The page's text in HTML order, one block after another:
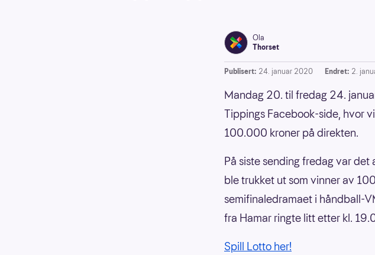
Ola
Thorset
Publisert: 24. januar 2020 Endret: 2.
Mandag 20. til fredag 24.
Tippings Facebook-side, hvor
100.000 kroner på direkten.
På siste sending fredag var det
ble trukket ut som vinner av
semifinaledramaet i håndball-
fra Hamar ringte litt etter kl.
Spill Lotto her!